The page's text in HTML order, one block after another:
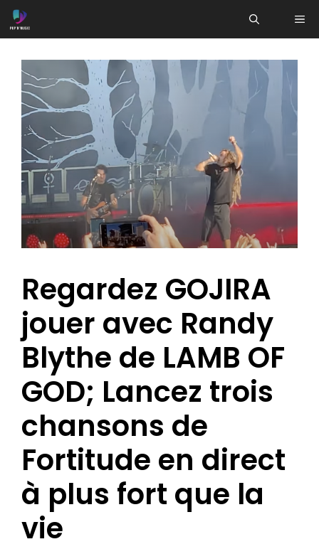
Aller
au
Regardez GOJIRA
jouer avec Randy
Blythe de LAMB OF
GOD; Lancez trois
chansons de
Fortitude en direct
à plus fort que la
vie